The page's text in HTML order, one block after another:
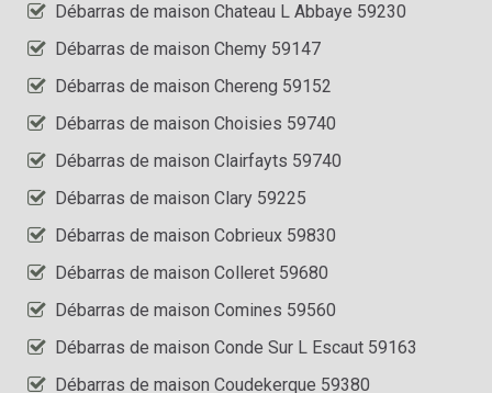
Débarras de maison Chateau L Abbaye 59230
Débarras de maison Chemy 59147
Débarras de maison Chereng 59152
Débarras de maison Choisies 59740
Débarras de maison Clairfayts 59740
Débarras de maison Clary 59225
Débarras de maison Cobrieux 59830
Débarras de maison Colleret 59680
Débarras de maison Comines 59560
Débarras de maison Conde Sur L Escaut 59163
Débarras de maison Coudekerque 59380